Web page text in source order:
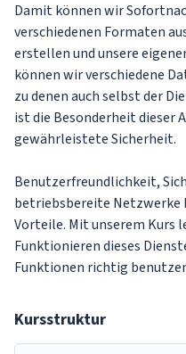
Damit können wir
verschiedenen Formaten
erstellen und unsere
können wir verschiedene
zu denen auch selbst der
ist die Besonderheit dieser
gewährleistete Sicherheit.
Benutzerfreundlichkeit,
betriebsbereite Netzwerke
Vorteile. Mit unserem Kurs
Funktionieren dieses
Funktionen richtig
Kursstruktur